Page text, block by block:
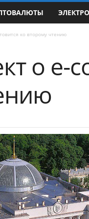
ко второму чтению
о e-